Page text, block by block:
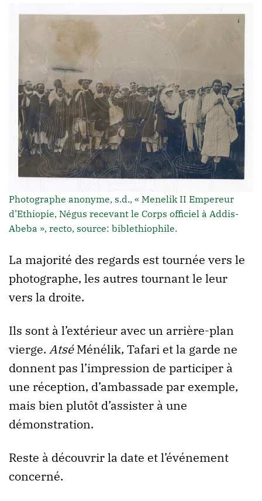
Photographe anonyme, s.d., « Menelik II Empereur
d’Ethiopie, Négus recevant le Corps officiel à Addis-
Abeba », recto, source: biblethiophile.
La majorité des regards est tournée vers le
photographe, les autres tournant le leur
vers la droite.
Ils sont à l’extérieur avec un arrière-plan
vierge. AtséMénélik, Tafari et la garde ne
donnent pas l’impression de participer à
une réception, d’ambassade par exemple,
mais bien plutôt d’assister à une
démonstration.
Reste à découvrir la date et l’événement
concerné.